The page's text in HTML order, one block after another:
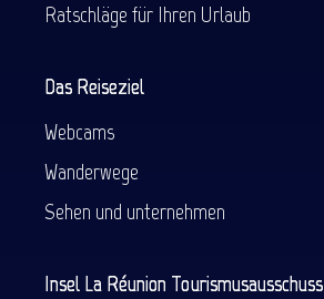
Ratschläge für Ihren Urlaub
Das Reiseziel
Webcams
Wanderwege
Sehen und unternehmen
Insel La Réunion Tourismusausschuss